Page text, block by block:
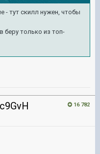
- тут скилл нужен, чтобы
беру только из топ-
16 782